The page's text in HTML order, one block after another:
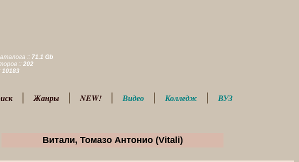
:: 71.1 Gb
:: 202
10183
Жанры NEW! Видео Колледж ВУЗ
Витали, Томазо Антонио (Vitali)